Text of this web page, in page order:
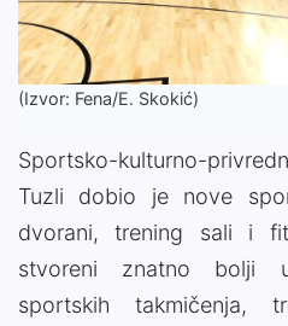
(Izvor: Fena/E. Skokić)
Sportsko-kulturno-
Tuzli dobio je nove
dvorani, trening sali i
stvoreni znatno bolji
sportskih takmičenja,